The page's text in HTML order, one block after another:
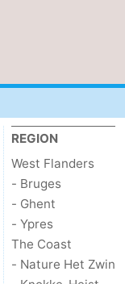
REGION
West Flanders
- Bruges
- Ghent
- Ypres
The Coast
- Nature Het Zwin